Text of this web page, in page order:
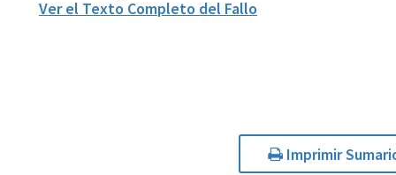
Ver el Texto Completo del Fallo
Imprimir